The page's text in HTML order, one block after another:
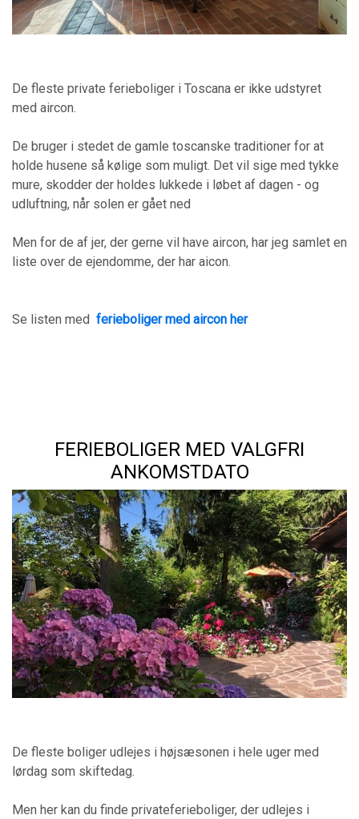
De fleste private ferieboliger i Toscana er ikke udstyret
med aircon.
De bruger i stedet de gamle toscanske traditioner for at
holde husene så kølige som muligt. Det vil sige med tykke
mure, skodder der holdes lukkede i løbet af dagen - og
udluftning, når solen er gået ned
Men for de af jer, der gerne vil have aircon, har jeg samlet en
liste over de ejendomme, der har aicon.
Se listen med ferieboliger med aircon her
FERIEBOLIGER MED VALGFRI
ANKOMSTDATO
De fleste boliger udlejes i højsæsonen i hele uger med
lørdag som skiftedag.
Men her kan du finde privateferieboliger, der udlejes i